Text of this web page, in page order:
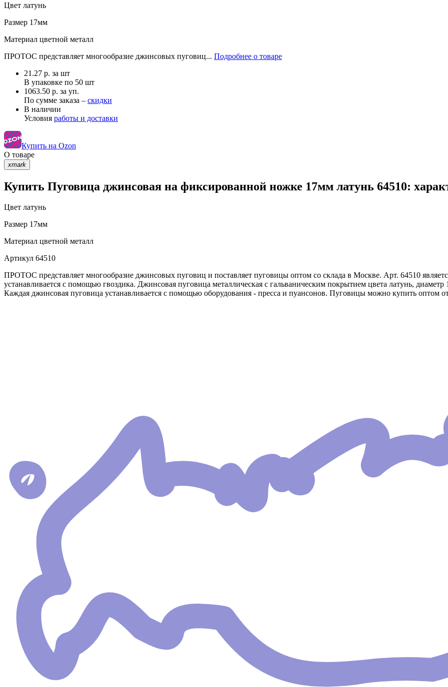
Цвет латунь
Размер 17мм
Материал цветной металл
ПРОТОС представляет многообразие джинсовых пуговиц... Подробнее о товаре
21.27 р. за шт
В упаковке по 50 шт
1063.50 р. за уп.
По сумме заказа – скидки
В наличии
Условия работы и доставки
Купить на Ozon
О товаре
xmark
Купить Пуговица джинсовая на фиксированной ножке 17мм латунь 64510:
Цвет латунь
Размер 17мм
Материал цветной металл
Артикул 64510
ПРОТОС представляет многообразие джинсовых пуговиц и поставляет пуговицы оптом со склада в Москве. Арт. 64510
устанавливается с помощью гвоздика. Джинсовая пуговица металлическая с гальваническим покрытием цвета латунь,
Каждая джинсовая пуговица устанавливается с помощью оборудования - пресса и пуансонов. Пуговицы можно купить оптом